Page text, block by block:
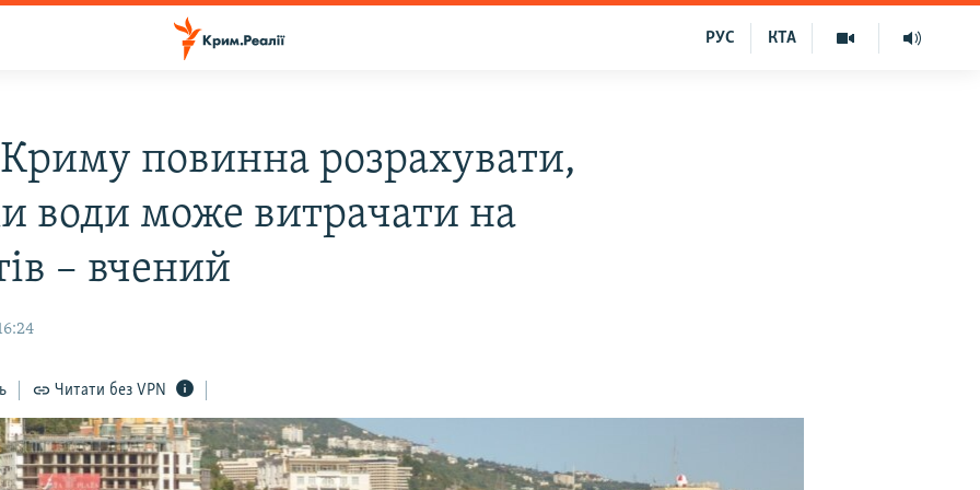
КТА
РУС
повинна розрахувати,
води може витрачати на
– вчений
Читати без VPN